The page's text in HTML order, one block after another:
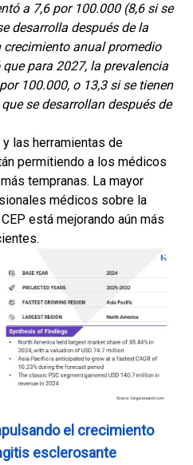
a 7,6 por 100.000 (8,6 si se
desarrolla después de la
crecimiento anual promedio
para 2027, la prevalencia
100.000, o 13,3 si se tienen
se desarrollan después de
las herramientas de
permitiendo a los médicos
tempranas. La mayor
médicos sobre la
está mejorando aún más
el crecimiento
esclerosante